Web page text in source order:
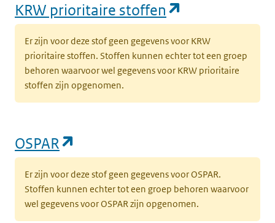
KRW prioritaire stoffen
Er zijn voor deze stof geen gegevens voor KRW
prioritaire stoffen. Stoffen kunnen echter tot een groep
behoren waarvoor wel gegevens voor KRW prioritaire
stoffen zijn opgenomen.
OSPAR
Er zijn voor deze stof geen gegevens voor OSPAR.
Stoffen kunnen echter tot een groep behoren waarvoor
wel gegevens voor OSPAR zijn opgenomen.